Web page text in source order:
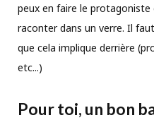
peux en faire le protagoniste
raconter dans un verre. Il
que cela implique derrière
etc...)
Pour toi, un bon